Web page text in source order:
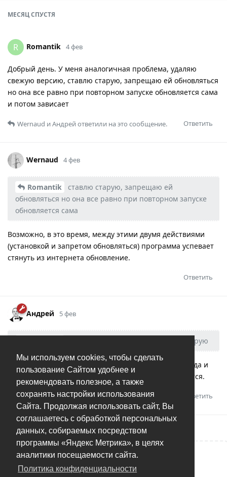
Мы используем cookies, чтобы сделать
пользование Сайтом удобнее и
рекомендовать полезное, а также
сохранять настройки использования
Сайта. Продолжая использовать сайт, Вы
соглашаетесь с обработкой персональных
данных, собираемых посредством
программы «Яндекс Метрика», в целях
аналитики посещаемости сайта.
Политика конфиденциальности
МЕСЯЦСПУСТЯ
R Romantik 4 фев
Добрый день. У меня аналогичная проблема, удаляю
свежую версию, ставлю старую, запрещаю ей обновляться
но она все равно при повторном запуске обновляется сама
и потом зависает
Ответить
Wernaud иАндрейответили на это сообщение.
Wernaud 4 фев
Romantik
ставлю старую, запрещаю ей
обновляться но она все равно при повторном запуске
обновляется сама
Возможно, в это время, между этими двумя действиями
(установкой и запретом обновляться) программа успевает
стянуть из интернета обновление.
Ответить
Андрей 5 фев
удаляю свежую версию, ставлю старую
Старую версию удалять не надо, ставьте поверх. Тогда и
настройки (в том числе “не обновляться”) не обновятся.
Ответить
Написать ответ...